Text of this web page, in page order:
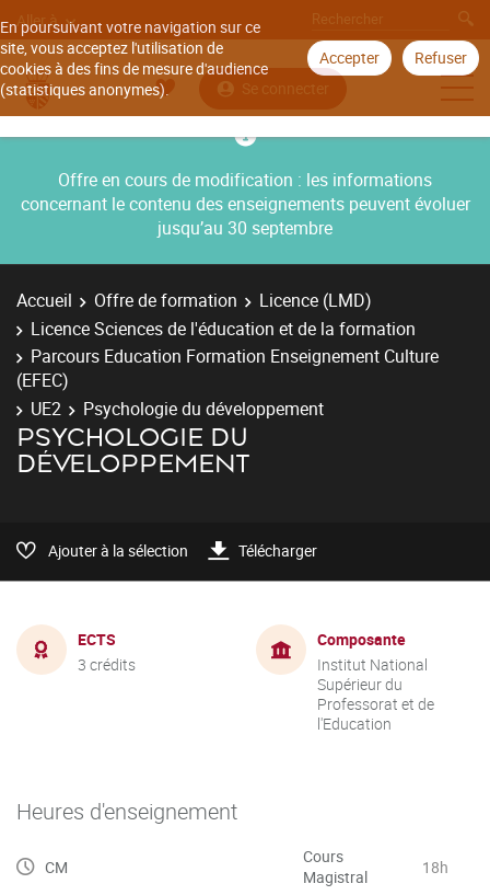
En poursuivant votre navigation sur ce
site, vous acceptez l'utilisation de
cookies à des fins de mesure d'audience
(statistiques anonymes).
Accepter Refuser
Aller à
Se connecter
Offre en cours de modification : les informations
concernant le contenu des enseignements peuvent évoluer
jusqu’au 30 septembre
Accueil Offre de formation
Licence (LMD)
Licence Sciences de l'éducation et de la formation
Parcours Education Formation Enseignement Culture
(EFEC)
UE2
Psychologie du développement
PSYCHOLOGIE DU
DÉVELOPPEMENT
Ajouter à la sélection Télécharger
ECTS
3 crédits
Composante
Institut National
Supérieur du
Professorat et de
l'Education
Heures d'enseignement
CM
Cours
Magistral
18h